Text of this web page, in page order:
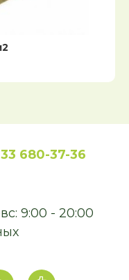
680-37-36
9:00 - 20:00